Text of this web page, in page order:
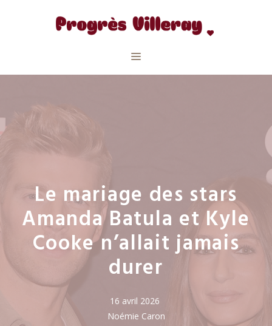
Menu
​​Le mariage des stars
Amanda Batula et Kyle
Cooke n’allait jamais
durer
16 avril 2026
Noémie Caron